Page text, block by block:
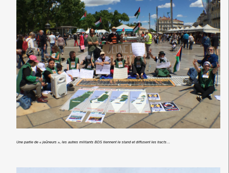
Une partie de « jeûneurs », les autres militants BDS tiennent le stand et diffusent les tracts…